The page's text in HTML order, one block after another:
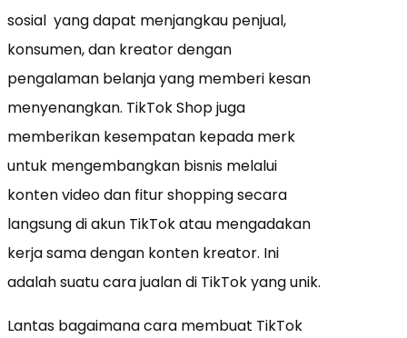
sosial yang dapat menjangkau penjual,
konsumen, dan kreator dengan
pengalaman belanja yang memberi kesan
menyenangkan. TikTok Shop juga
memberikan kesempatan kepada merk
untuk mengembangkan bisnis melalui
konten video dan fitur shopping secara
langsung di akun TikTok atau mengadakan
kerja sama dengan konten kreator. Ini
adalah suatu cara jualan di TikTok yang unik.
Lantas bagaimana cara membuat TikTok